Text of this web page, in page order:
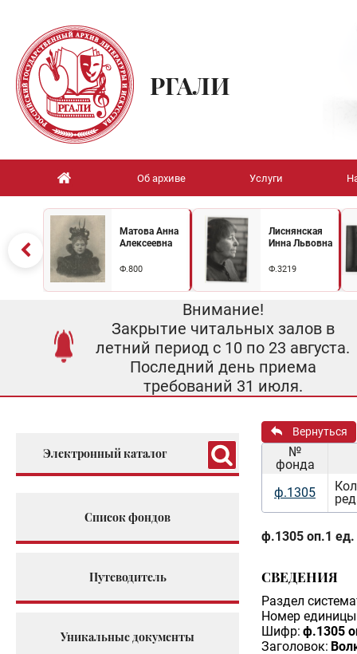
РГАЛИ
Об архиве Услуги
Матова Анна
Алексеевна
Ф.800
Лиснянская
Инна Львовна
Ф.3219
Внимание!
Закрытие читальных залов в
летний период с 10 по 23 августа.
Последний день приема
требований 31 июля.
Электронный каталог
Список фондов
Путеводитель
Уникальные документы
Вернуться
№
фонда
ф.1305
ф.1305 оп.1 ед.
СВЕДЕНИЯ
Раздел
Номер единицы
Шифр: ф.1305
Заголовок: